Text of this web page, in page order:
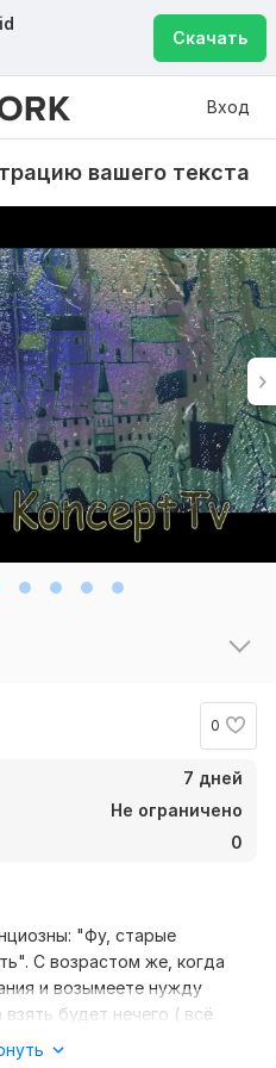
Скачать
Вход
вашего текста
0
7 дней
Не ограничено
0
"Фу, старые
С возрастом же, когда
и возымеете нужду
будет нечего ( всё
крупицам будете собирать